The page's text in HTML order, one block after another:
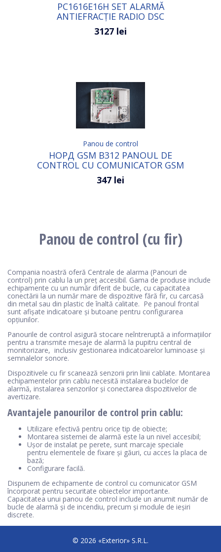
PC1616E16H SET ALARMĂ
ANTIEFRACȚIE RADIO DSC
3127 lei
Panou de control
НОРД GSM B312 PANOUL DE
CONTROL CU COMUNICATOR GSM
CU CABLU
347 lei
Panou de control (cu fir)
Compania noastră oferă Centrale de alarma (Panouri de
control) prin cablu la un preț accesibil. Gama de produse include
echipamente cu un număr diferit de bucle, cu capacitatea
conectării la un număr mare de dispozitive fără fir, cu carcasă
din metal sau din plastic de înaltă calitate. Pe panoul frontal
sunt afișate indicatoare și butoane pentru configurarea
opțiunilor.
Panourile de control asigură stocare neîntreruptă a informațiilor
pentru a transmite mesaje de alarmă la pupitru central de
monitorizare, inclusiv gestionarea indicatoarelor luminoase și
semnalelor sonore.
Dispozitivele cu fir scanează senzorii prin linii cablate. Montarea
echipamentelor prin cablu necesită instalarea buclelor de
alarmă, instalarea senzorilor și conectarea dispozitivelor de
avertizare.
Avantajele panourilor de control prin cablu:
Utilizare efectivă pentru orice tip de obiecte;
Montarea sistemei de alarmă este la un nivel accesibil;
Ușor de instalat pe perete, sunt marcaje speciale
pentru elementele de fixare și găuri, cu acces la placa de
bază;
Configurare facilă.
Dispunem de echipamente de control cu comunicator GSM
încorporat pentru securitate obiectelor importante.
Capacitatea unui panou de control include un anumit număr de
bucle de alarmă și de incendiu, precum și module de ieşiri
discrete.
© 2026 «Exterior» S.R.L.